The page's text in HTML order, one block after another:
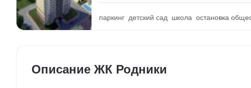
паркинг детский сад школа остановка
Описание ЖК Родники